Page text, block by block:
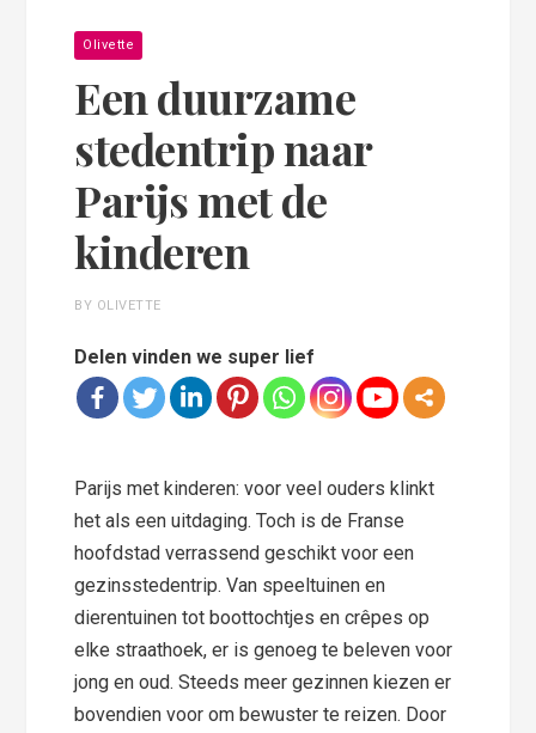
Olivette
Een duurzame
stedentrip naar
Parijs met de
kinderen
BY OLIVETTE
Delen vinden we super lief
Parijs met kinderen: voor veel ouders klinkt
het als een uitdaging. Toch is de Franse
hoofdstad verrassend geschikt voor een
gezinsstedentrip. Van speeltuinen en
dierentuinen tot boottochtjes en crêpes op
elke straathoek, er is genoeg te beleven voor
jong en oud. Steeds meer gezinnen kiezen er
bovendien voor om bewuster te reizen. Door